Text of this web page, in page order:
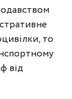
то
від